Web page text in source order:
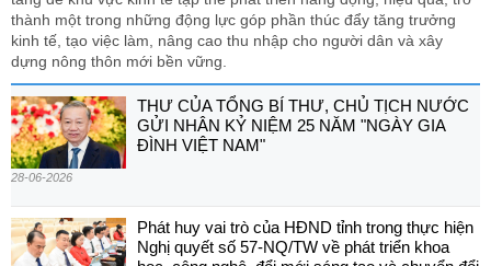
thành một trong những động lực góp phần thúc đẩy tăng trưởng
kinh tế, tạo việc làm, nâng cao thu nhập cho người dân và xây
dựng nông thôn mới bền vững.
THƯ CỦA TỔNG BÍ THƯ, CHỦ TỊCH NƯỚC
GỬI NHÂN KỶ NIỆM 25 NĂM "NGÀY GIA
ĐÌNH VIỆT NAM"
28-06-2026
Phát huy vai trò của HĐND tỉnh trong thực hiện
Nghị quyết số 57-NQ/TW về phát triển khoa